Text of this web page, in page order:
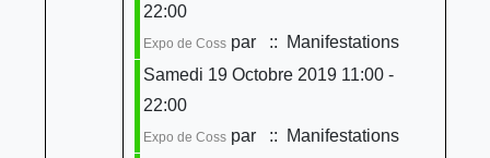
22:00
Expo de Cosspar
:: Manifestations
Samedi 19 Octobre 2019 11:00 -
22:00
Expo de Cosspar
:: Manifestations